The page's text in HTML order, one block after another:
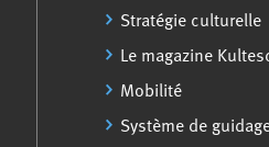
Stratégie culturelle
Le magazine
Mobilité
Système de